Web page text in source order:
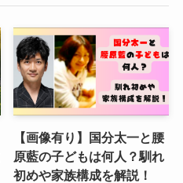
【画像有り】国分太一と腰
原藍の子どもは何人？馴れ
初めや家族構成を解説！